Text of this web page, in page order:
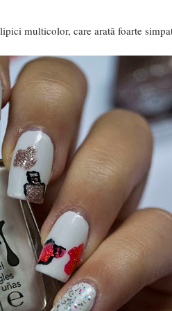
multicolor, care arată foarte